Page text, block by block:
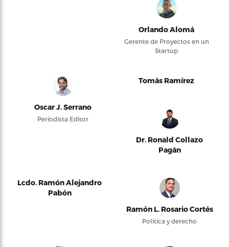
Orlando Alomá
Gerente de Proyectos en un
Startup
Oscar J. Serrano
Periodista Editor
Tomás Ramírez
Dr. Ronald Collazo
Pagán
Lcdo. Ramón Alejandro
Pabón
Ramón L. Rosario Cortés
Política y derecho